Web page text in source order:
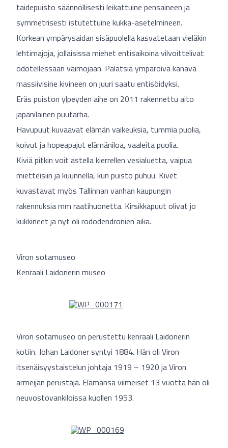
taidepuisto säännöllisesti leikattuine pensaineen ja
symmetrisesti istutettuine kukka-asetelmineen.
Korkean ympärysaidan sisäpuolella kasvatetaan vieläkin
lehtimajoja, jollaisissa miehet entisaikoina vilvoittelivat
odotellessaan vaimojaan. Palatsia ympäröivä kanava
massiivisine kivineen on juuri saatu entisöidyksi.
Eräs puiston ylpeyden aihe on 2011 rakennettu aito
japanilainen puutarha.
Havupuut kuvaavat elämän vaikeuksia, tummia puolia,
koivut ja hopeapajut elämäniloa, vaaleita puolia.
Kiviä pitkin voit astella kierrellen vesialuetta, vaipua
mietteisiin ja kuunnella, kun puisto puhuu. Kivet
kuvastavat myös Tallinnan vanhan kaupungin
rakennuksia mm raatihuonetta. Kirsikkapuut olivat jo
kukkineet ja nyt oli rododendronien aika.
Viron sotamuseo
Kenraali Laidonerin museo
Viron sotamuseo on perustettu kenraali Laidonerin
kotiin. Johan Laidoner syntyi 1884. Hän oli Viron
itsenäisyystaistelun johtaja 1919 – 1920 ja Viron
armeijan perustaja. Elämänsä viimeiset 13 vuotta hän oli
neuvostovankiloissa kuollen 1953.